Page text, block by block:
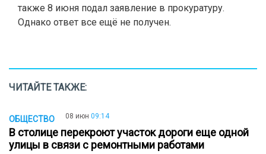
также 8 июня подал заявление в прокуратуру.
Однако ответ все ещё не получен.
ЧИТАЙТЕ ТАКЖЕ:
ОБЩЕСТВО 08 июн 09:14
В столице перекроют участок дороги еще одной
улицы в связи с ремонтными работами